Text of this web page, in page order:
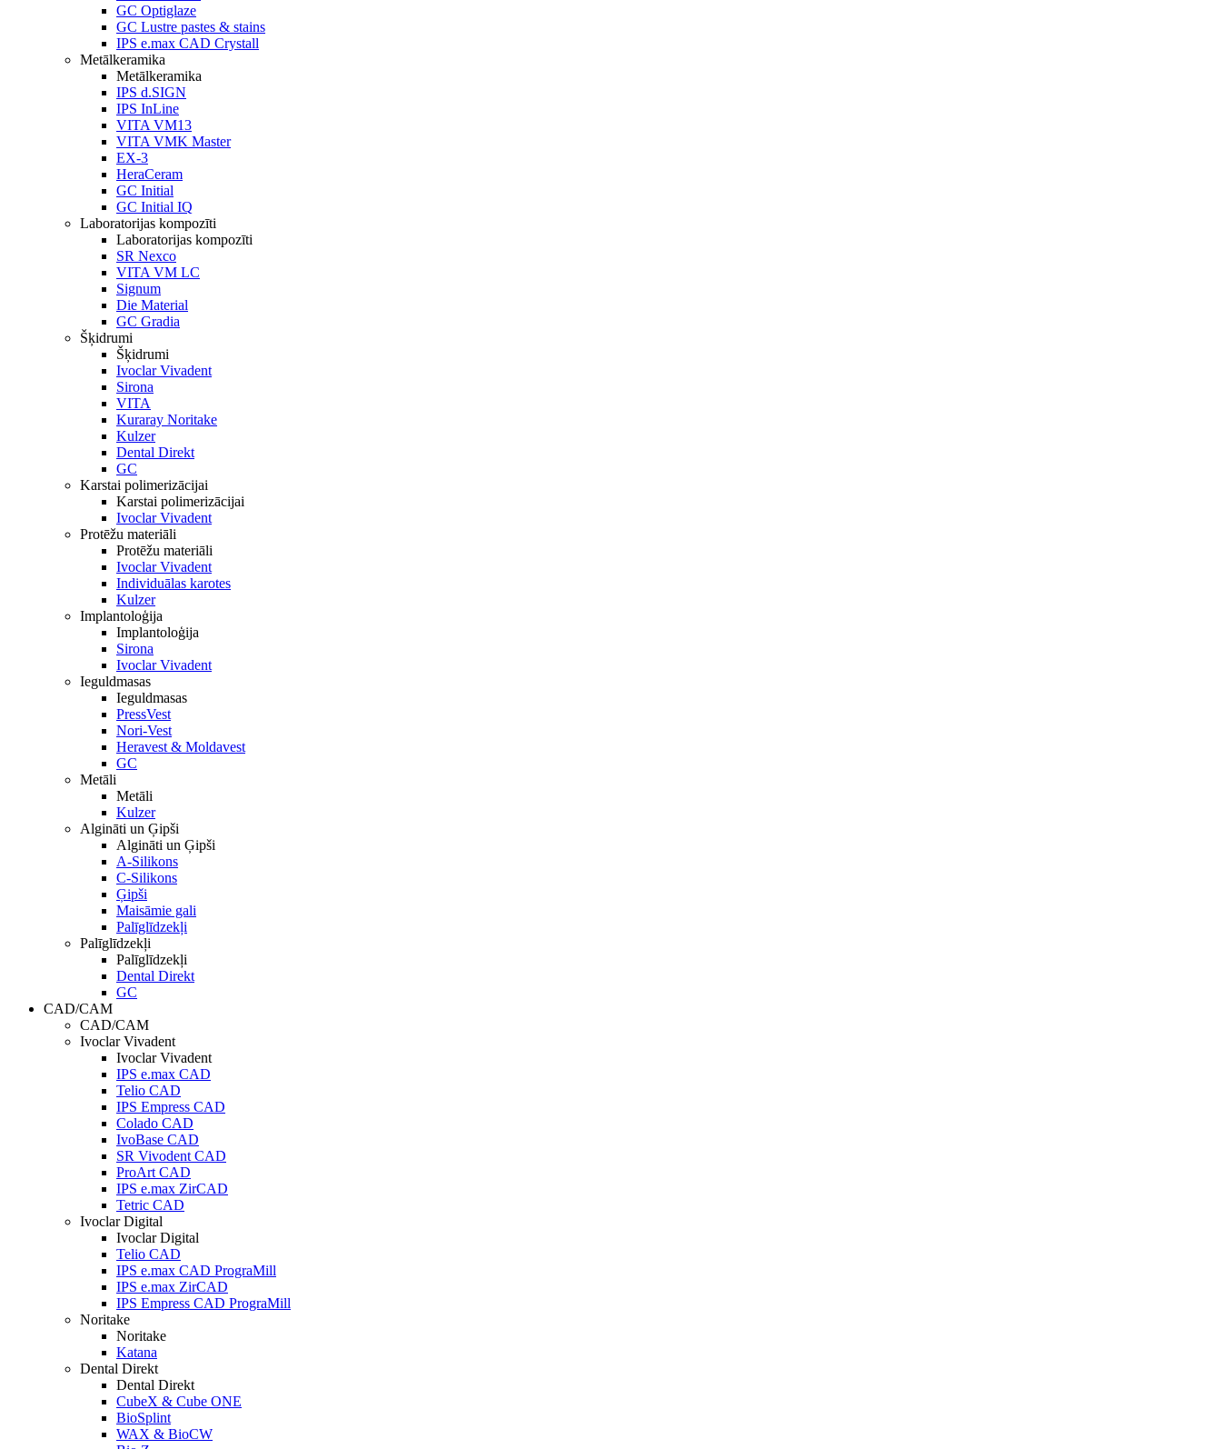
GC Optiglaze
GC Lustre pastes & stains
IPS e.max CAD Crystall
Metālkeramika
Metālkeramika
IPS d.SIGN
IPS InLine
VITA VM13
VITA VMK Master
EX-3
HeraCeram
GC Initial
GC Initial IQ
Laboratorijas kompozīti
Laboratorijas kompozīti
SR Nexco
VITA VM LC
Signum
Die Material
GC Gradia
Šķidrumi
Šķidrumi
Ivoclar Vivadent
Sirona
VITA
Kuraray Noritake
Kulzer
Dental Direkt
GC
Karstai polimerizācijai
Karstai polimerizācijai
Ivoclar Vivadent
Protēžu materiāli
Protēžu materiāli
Ivoclar Vivadent
Individuālas karotes
Kulzer
Implantoloģija
Implantoloģija
Sirona
Ivoclar Vivadent
Ieguldmasas
Ieguldmasas
PressVest
Nori-Vest
Heravest & Moldavest
GC
Metāli
Metāli
Kulzer
Algināti un Ģipši
Algināti un Ģipši
A-Silikons
C-Silikons
Ģipši
Maisāmie gali
Palīglīdzekļi
Palīglīdzekļi
Palīglīdzekļi
Dental Direkt
GC
CAD/CAM
CAD/CAM
Ivoclar Vivadent
Ivoclar Vivadent
IPS e.max CAD
Telio CAD
IPS Empress CAD
Colado CAD
IvoBase CAD
SR Vivodent CAD
ProArt CAD
IPS e.max ZirCAD
Tetric CAD
Ivoclar Digital
Ivoclar Digital
Telio CAD
IPS e.max CAD PrograMill
IPS e.max ZirCAD
IPS Empress CAD PrograMill
Noritake
Noritake
Katana
Dental Direkt
Dental Direkt
CubeX & Cube ONE
BioSplint
WAX & BioCW